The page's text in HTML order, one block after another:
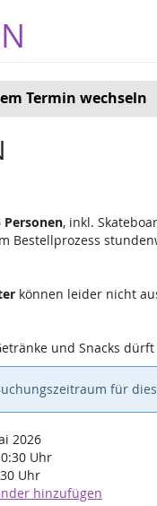
Termin wechseln
Personen, inkl.
Bestellprozess
können leider nicht
und Snacks
für
2026
Uhr
Uhr
hinzufügen